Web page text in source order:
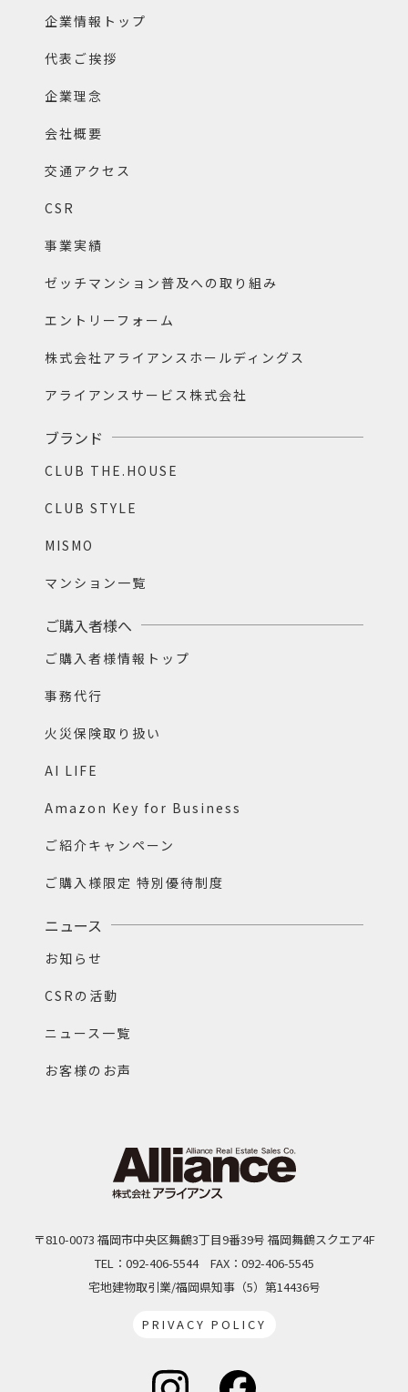
企業情報トップ
代表ご挨拶
企業理念
会社概要
交通アクセス
CSR
事業実績
ゼッチマンション普及への取り組み
エントリーフォーム
株式会社アライアンスホールディングス
アライアンスサービス株式会社
ブランド
CLUB THE.HOUSE
CLUB STYLE
MISMO
マンション一覧
ご購入者様へ
ご購入者様情報トップ
事務代行
火災保険取り扱い
AI LIFE
Amazon Key for Business
ご紹介キャンペーン
ご購入様限定 特別優待制度
ニュース
お知らせ
CSRの活動
ニュース一覧
お客様のお声
〒810-0073 福岡市中央区舞鶴3丁目9番39号 福岡舞鶴スクエア4F
TEL：092-406-5544 FAX：092-406-5545
宅地建物取引業/福岡県知事（5）第14436号
PRIVACY POLICY